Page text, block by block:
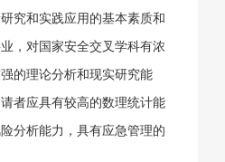
究和实践应用的基本素质和
，对国家安全交叉学科有浓
的理论分析和现实研究能
者应具有较高的数理统计能
分析能力，具有应急管理的